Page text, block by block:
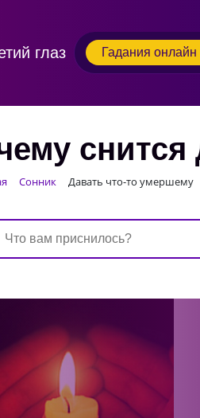
Гадания онлайн
Сонник Давать что-то умершему